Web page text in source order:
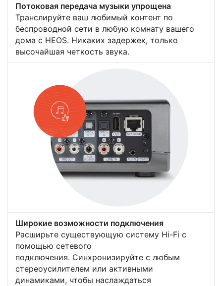
Потоковая передача музыки упрощена
Транслируйте ваш любимый контент по
беспроводной сети в любую комнату вашего
дома с HEOS. Никаких задержек, только
высочайшая четкость звука.
Широкие возможности подключения
Расширьте существующую систему Hi-Fi с
помощью сетевого
подключения. Синхронизируйте с любым
стереоусилителем или активными
динамиками, чтобы наслаждаться